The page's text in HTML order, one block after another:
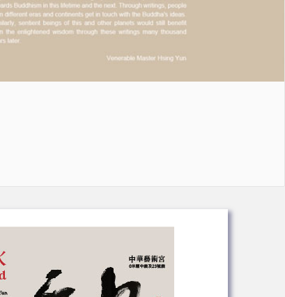
巡迴展